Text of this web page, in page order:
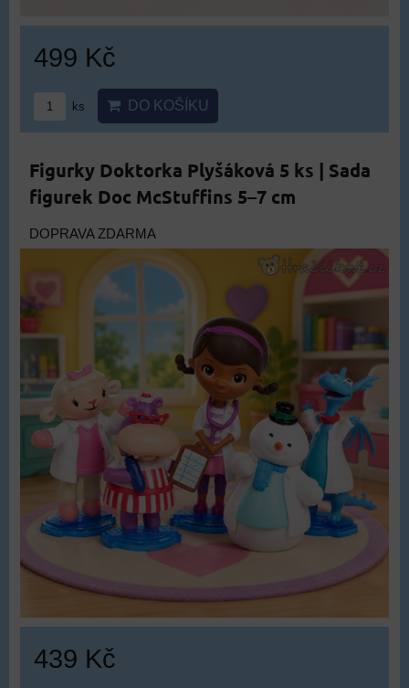
499 Kč
ks DO KOŠÍKU
Figurky Doktorka Plyšáková 5 ks | Sada
figurek Doc McStuffins 5–7 cm
DOPRAVA ZDARMA
439 Kč